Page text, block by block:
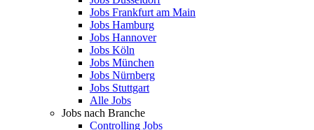
Jobs Frankfurt am Main
Jobs Hamburg
Jobs Hannover
Jobs Köln
Jobs München
Jobs Nürnberg
Jobs Stuttgart
Alle Jobs
Jobs nach Branche
Controlling Jobs